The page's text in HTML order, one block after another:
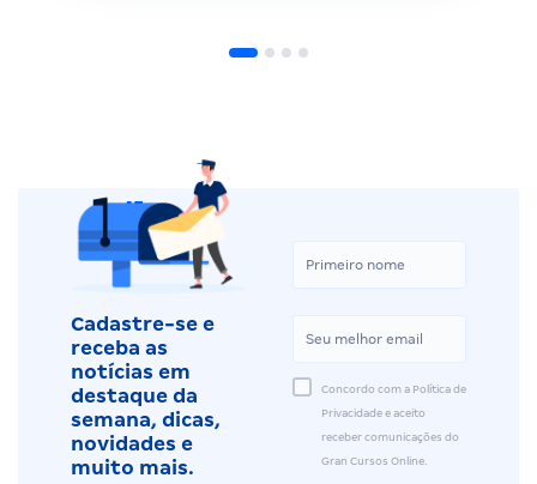
Cadastre-se e
receba as
notícias em
destaque da
semana, dicas,
novidades e
muito mais.
Concordo com a Política de
Privacidade e aceito
receber comunicações do
Gran Cursos Online.